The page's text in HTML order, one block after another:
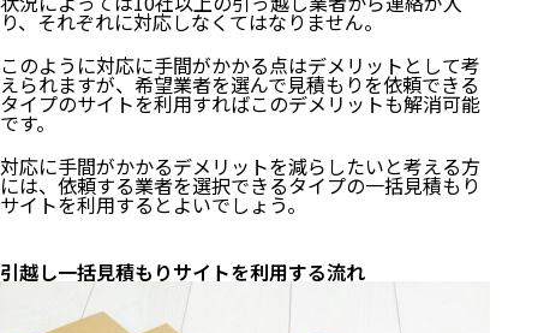
り、それぞれに対応しなくてはなりません。
このように対応に手間がかかる点はデメリットとして考
えられますが、希望業者を選んで見積もりを依頼できる
タイプのサイトを利用すればこのデメリットも解消可能
です。
対応に手間がかかるデメリットを減らしたいと考える方
には、依頼する業者を選択できるタイプの一括見積もり
サイトを利用するとよいでしょう。
引越し一括見積もりサイトを利用する流れ